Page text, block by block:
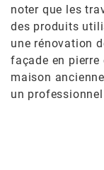
noter que les
des produits
une rénovation
façade en
maison
un